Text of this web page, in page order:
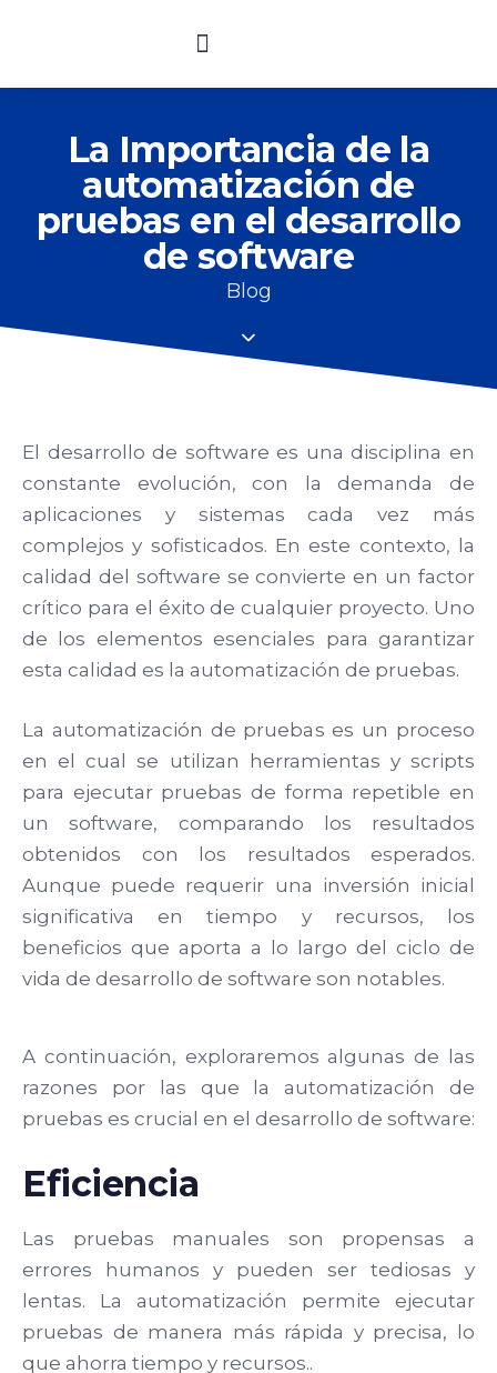
La Importancia de la
automatización de
pruebas en el desarrollo
de software
Blog
El desarrollo de software es una disciplina en
constante evolución, con la demanda de
aplicaciones y sistemas cada vez más
complejos y sofisticados. En este contexto, la
calidad del software se convierte en un factor
crítico para el éxito de cualquier proyecto. Uno
de los elementos esenciales para garantizar
esta calidad es la automatización de pruebas.
La automatización de pruebas es un proceso
en el cual se utilizan herramientas y scripts
para ejecutar pruebas de forma repetible en
un software, comparando los resultados
obtenidos con los resultados esperados.
Aunque puede requerir una inversión inicial
significativa en tiempo y recursos, los
beneficios que aporta a lo largo del ciclo de
vida de desarrollo de software son notables.
A continuación, exploraremos algunas de las
razones por las que la automatización de
pruebas es crucial en el desarrollo de software:
Eficiencia
Las pruebas manuales son propensas a
errores humanos y pueden ser tediosas y
lentas. La automatización permite ejecutar
pruebas de manera más rápida y precisa, lo
que ahorra tiempo y recursos..